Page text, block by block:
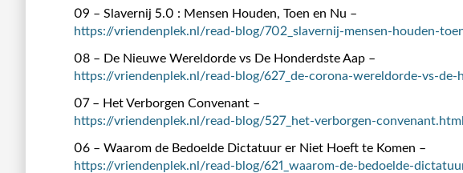
09 – Slavernij 5.0 : Mensen Houden, Toen en Nu –
https://vriendenplek.nl/read-blog/702_slavernij-mensen-houden-
08 – De Nieuwe Wereldorde vs De Honderdste Aap –
https://vriendenplek.nl/read-blog/627_de-corona-wereldorde-vs-de-
07 – Het Verborgen Convenant –
https://vriendenplek.nl/read-blog/527_het-verborgen-convenant.html
06 – Waarom de Bedoelde Dictatuur er Niet Hoeft te Komen –
https://vriendenplek.nl/read-blog/621_waarom-de-bedoelde-